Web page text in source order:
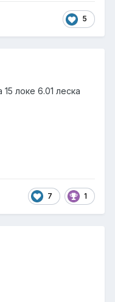
5
локе 6.01 леска
7 1